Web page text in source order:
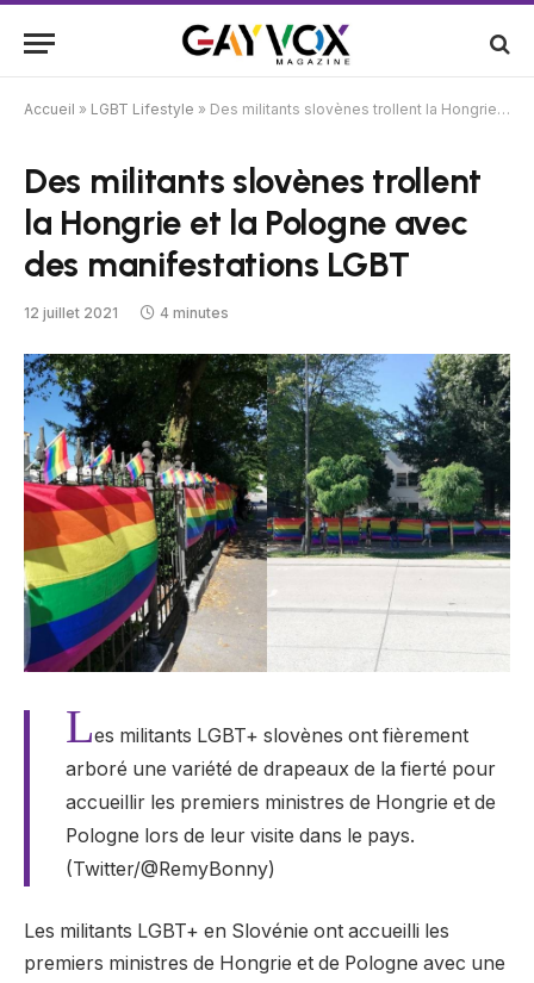
Accueil » LGBT Lifestyle » Des militants slovènes trollent la Hongrie et la Pologne avec des manifestations LGBT
Des militants slovènes trollent
la Hongrie et la Pologne avec
des manifestations LGBT
12 juillet 2021 4 minutes
Les militants LGBT+ slovènes ont fièrement
arboré une variété de drapeaux de la fierté pour
accueillir les premiers ministres de Hongrie et de
Pologne lors de leur visite dans le pays.
(Twitter/@RemyBonny)
Les militants LGBT+ en Slovénie ont accueilli les
premiers ministres de Hongrie et de Pologne avec une